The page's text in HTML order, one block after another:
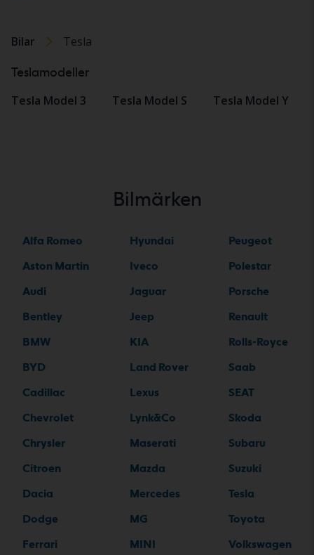
Bilar Tesla
Teslamodeller
Tesla Model 3 Tesla Model S Tesla Model Y
Bilmärken
Alfa Romeo
Aston Martin
Audi
Bentley
BMW
BYD
Cadillac
Chevrolet
Chrysler
Citroen
Dacia
Dodge
Ferrari
Hyundai
Iveco
Jaguar
Jeep
KIA
Land Rover
Lexus
Lynk&Co
Maserati
Mazda
Mercedes
MG
MINI
Peugeot
Polestar
Porsche
Renault
Rolls-Royce
Saab
SEAT
Skoda
Subaru
Suzuki
Tesla
Toyota
Volkswagen